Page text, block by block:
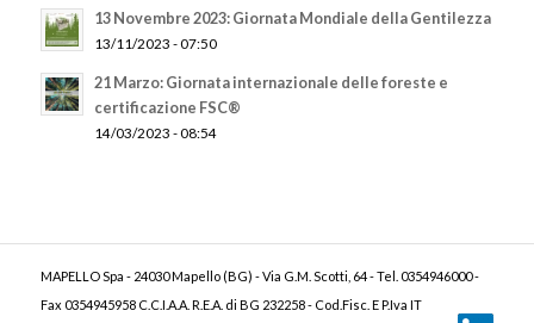
13 Novembre 2023: Giornata Mondiale della Gentilezza
13/11/2023 - 07:50
21 Marzo: Giornata internazionale delle foreste e
certificazione FSC®
14/03/2023 - 08:54
MAPELLO Spa - 24030 Mapello (BG) - Via G.M. Scotti, 64 - Tel. 0354946000 -
Fax 0354945958 C.C.I.A.A. R.E.A. di BG 232258 - Cod.Fisc. E P.Iva IT